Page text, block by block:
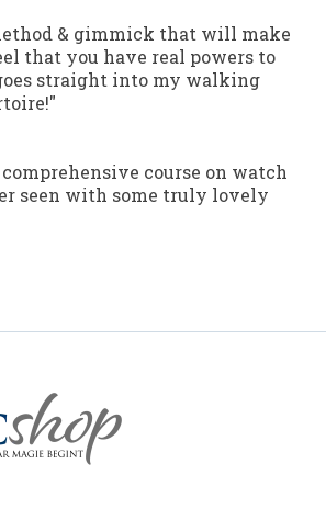
& gimmick that will make
that you have real powers to
straight into my walking
course on watch
seen with some truly lovely